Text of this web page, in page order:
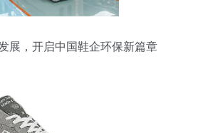
展，开启中国鞋企环保新篇章